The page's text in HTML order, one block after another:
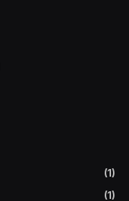
(1)
(1)